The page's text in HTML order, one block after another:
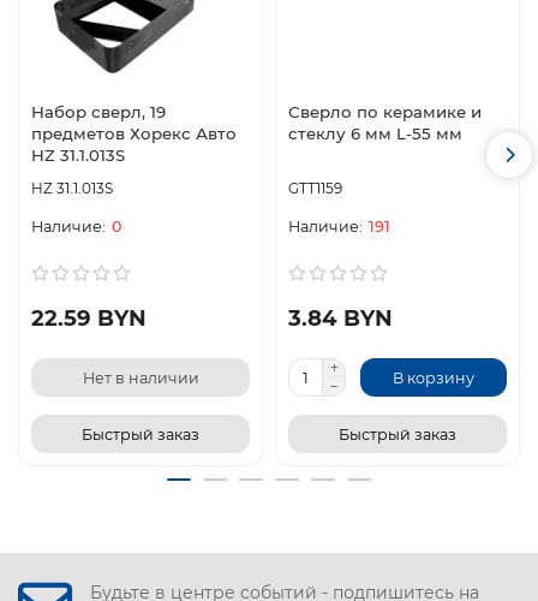
Набор сверл, 19
предметов Хорекс Авто
HZ 31.1.013S
HZ 31.1.013S
0
22.59 BYN
Нет в наличии
Быстрый заказ
Сверло по керамике и
стеклу 6 мм L-55 мм
GTT1159
191
3.84 BYN
В корзину
Быстрый заказ
Будьте в центре событий - подпишитесь на